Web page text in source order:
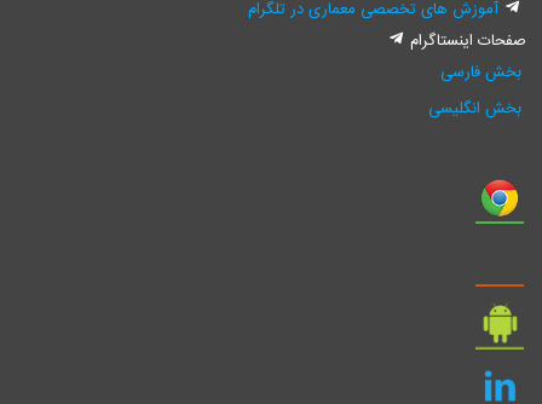
آموزش های تخصصی معماری در تلگرام
صفحات اینستاگرام
بخش فارسی
بخش انگلیسی